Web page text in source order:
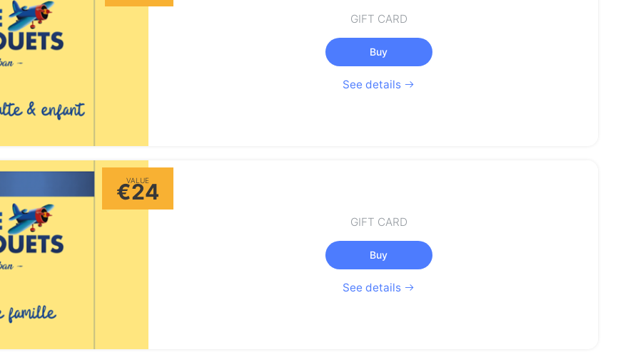
GIFT CARD
Buy
See details
VALUE
€24
GIFT CARD
Buy
See details